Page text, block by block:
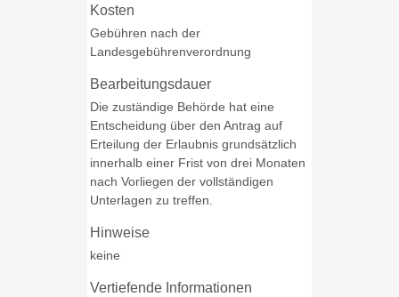
Kosten
Gebühren nach der
Landesgebührenverordnung
Bearbeitungsdauer
Die zuständige Behörde hat eine
Entscheidung über den Antrag auf
Erteilung der Erlaubnis grundsätzlich
innerhalb einer Frist von drei Monaten
nach Vorliegen der vollständigen
Unterlagen zu treffen.
Hinweise
keine
Vertiefende Informationen